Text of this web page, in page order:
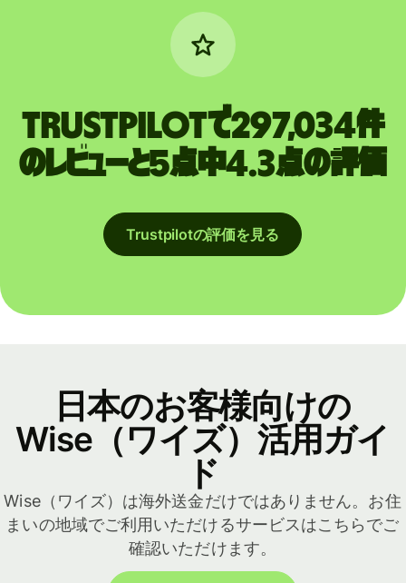
Trustpilotで297,034件
のレビューと5点中4.3点の評価
Trustpilotの評価を見る
日本のお客様向けの
Wise（ワイズ）活用ガイ
ド
Wise（ワイズ）は海外送金だけではありません。お住
まいの地域でご利用いただけるサービスはこちらでご
確認いただけます。